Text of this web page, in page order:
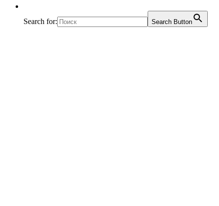
Search for: Search Button